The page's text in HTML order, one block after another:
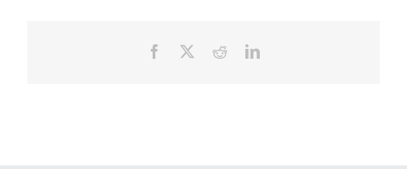
Facebook RedditLinkedIn